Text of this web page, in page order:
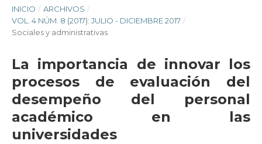
INICIO / ARCHIVOS /
VOL. 4 NÚM. 8 (2017): JULIO - DICIEMBRE 2017 /
Sociales y administrativas
La importancia de innovar los
procesos de evaluación del
desempeño del personal
académico en las
universidades